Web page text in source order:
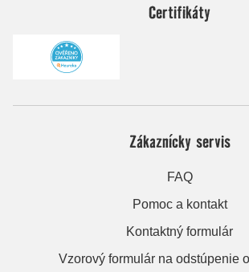
Certifikáty
Zákaznícky servis
FAQ
Pomoc a kontakt
Kontaktný formulár
Vzorový formulár na odstúpenie